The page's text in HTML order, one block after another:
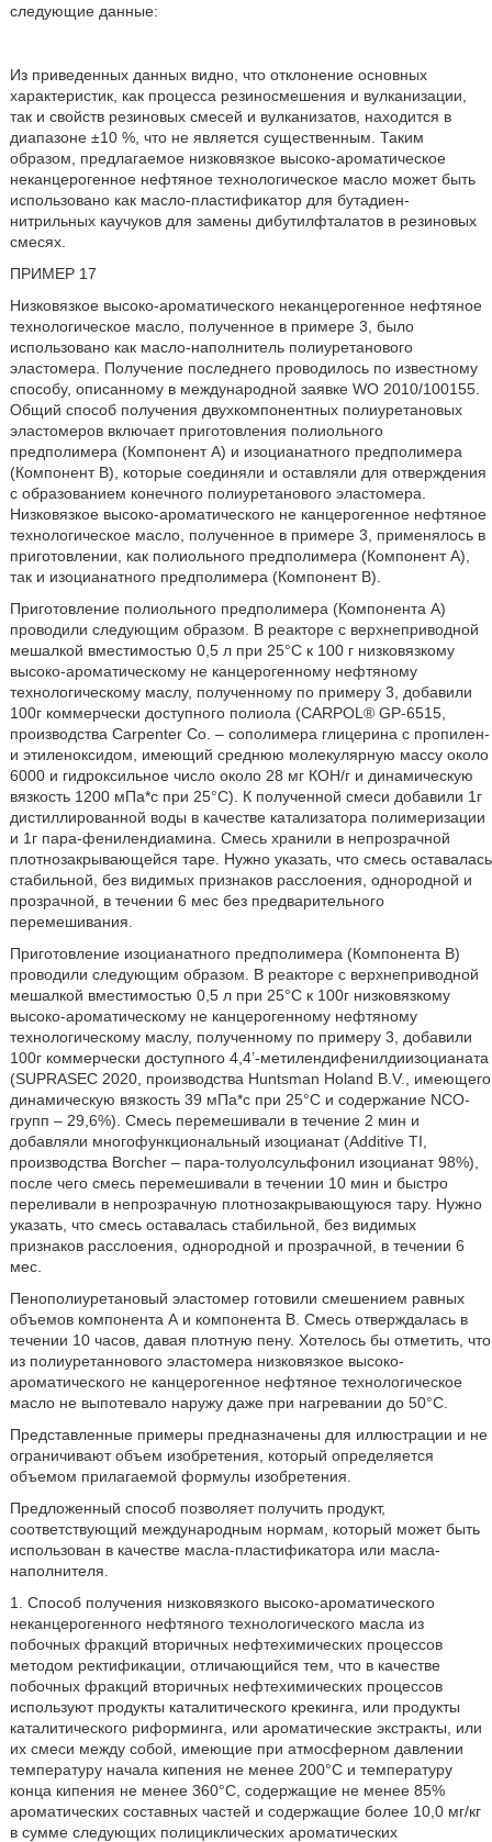
следующие данные:
Из приведенных данных видно, что отклонение основных
характеристик, как процесса резиносмешения и вулканизации,
так и свойств резиновых смесей и вулканизатов, находится в
диапазоне ±10 %, что не является существенным. Таким
образом, предлагаемое низковязкое высоко-ароматическое
неканцерогенное нефтяное технологическое масло может быть
использовано как масло-пластификатор для бутадиен-
нитрильных каучуков для замены дибутилфталатов в резиновых
смесях.
ПРИМЕР 17
Низковязкое высоко-ароматического неканцерогенное нефтяное
технологическое масло, полученное в примере 3, было
использовано как масло-наполнитель полиуретанового
эластомера. Получение последнего проводилось по известному
способу, описанному в международной заявке WO 2010/100155.
Общий способ получения двухкомпонентных полиуретановых
эластомеров включает приготовления полиольного
предполимера (Компонент A) и изоцианатного предполимера
(Компонент B), которые соединяли и оставляли для отверждения
с образованием конечного полиуретанового эластомера.
Низковязкое высоко-ароматического не канцерогенное нефтяное
технологическое масло, полученное в примере 3, применялось в
приготовлении, как полиольного предполимера (Компонент A),
так и изоцианатного предполимера (Компонент B).
Приготовление полиольного предполимера (Компонента А)
проводили следующим образом. В реакторе с верхнеприводной
мешалкой вместимостью 0,5 л при 25°С к 100 г низковязкому
высоко-ароматическому не канцерогенному нефтяному
технологическому маслу, полученному по примеру 3, добавили
100г коммерчески доступного полиола (CARPOL® GP-6515,
производства Carpenter Co. – сополимера глицерина с пропилен-
и этиленоксидом, имеющий среднюю молекулярную массу около
6000 и гидроксильное число около 28 мг КОН/г и динамическую
вязкость 1200 мПа*с при 25°С). К полученной смеси добавили 1г
дистиллированной воды в качестве катализатора полимеризации
и 1г пара-фенилендиамина. Смесь хранили в непрозрачной
плотнозакрывающейся таре. Нужно указать, что смесь оставалась
стабильной, без видимых признаков расслоения, однородной и
прозрачной, в течении 6 мес без предварительного
перемешивания.
Приготовление изоцианатного предполимера (Компонента В)
проводили следующим образом. В реакторе с верхнеприводной
мешалкой вместимостью 0,5 л при 25°С к 100г низковязкому
высоко-ароматическому не канцерогенному нефтяному
технологическому маслу, полученному по примеру 3, добавили
100г коммерчески доступного 4,4’-метилендифенилдиизоцианата
(SUPRASEC 2020, производства Huntsman Holand B.V., имеющего
динамическую вязкость 39 мПа*с при 25°С и содержание NCO-
групп – 29,6%). Смесь перемешивали в течение 2 мин и
добавляли многофункциональный изоцианат (Additive TI,
производства Borcher – пара-толуолсульфонил изоцианат 98%),
после чего смесь перемешивали в течении 10 мин и быстро
переливали в непрозрачную плотнозакрывающуюся тару. Нужно
указать, что смесь оставалась стабильной, без видимых
признаков расслоения, однородной и прозрачной, в течении 6
мес.
Пенополиуретановый эластомер готовили смешением равных
объемов компонента А и компонента В. Смесь отверждалась в
течении 10 часов, давая плотную пену. Хотелось бы отметить, что
из полиуретаннового эластомера низковязкое высоко-
ароматического не канцерогенное нефтяное технологическое
масло не выпотевало наружу даже при нагревании до 50°С.
Представленные примеры предназначены для иллюстрации и не
ограничивают объем изобретения, который определяется
объемом прилагаемой формулы изобретения.
Предложенный способ позволяет получить продукт,
соответствующий международным нормам, который может быть
использован в качестве масла-пластификатора или масла-
наполнителя.
1. Способ получения низковязкого высоко-ароматического
неканцерогенного нефтяного технологического масла из
побочных фракций вторичных нефтехимических процессов
методом ректификации, отличающийся тем, что в качестве
побочных фракций вторичных нефтехимических процессов
используют продукты каталитического крекинга, или продукты
каталитического риформинга, или ароматические экстракты, или
их смеси между собой, имеющие при атмосферном давлении
температуру начала кипения не менее 200°С и температуру
конца кипения не менее 360°С, содержащие не менее 85%
ароматических составных частей и содержащие более 10,0 мг/кг
в сумме следующих полициклических ароматических